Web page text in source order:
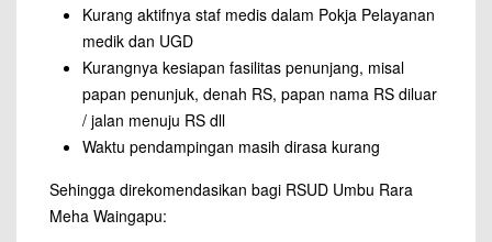
Kurang aktifnya staf medis dalam Pokja Pelayanan
medik dan UGD
Kurangnya kesiapan fasilitas penunjang, misal
papan penunjuk, denah RS, papan nama RS diluar
/ jalan menuju RS dll
Waktu pendampingan masih dirasa kurang
Sehingga direkomendasikan bagi RSUD Umbu Rara
Meha Waingapu: